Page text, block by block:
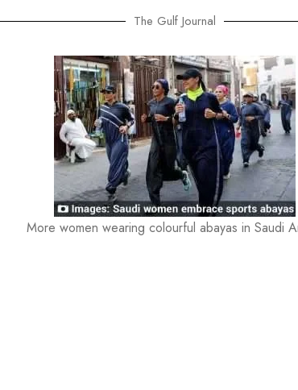
The Gulf Journal
More women wearing colourful abayas in Saudi